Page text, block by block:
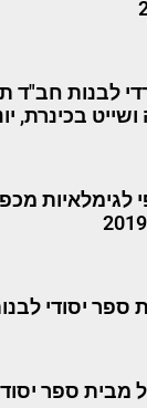
לבנות חב"ד
בכינרת, יוני
לגימלאיות
יסודי
מבית ספר